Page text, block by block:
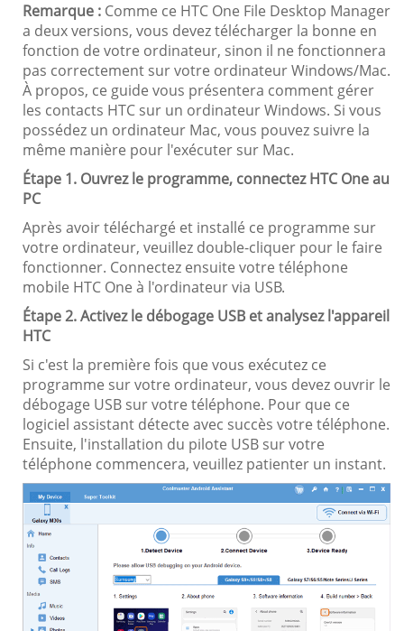
Remarque : Comme ce HTC One File Desktop Manager
a deux versions, vous devez télécharger la bonne en
fonction de votre ordinateur, sinon il ne fonctionnera
pas correctement sur votre ordinateur Windows/Mac.
À propos, ce guide vous présentera comment gérer
les contacts HTC sur un ordinateur Windows. Si vous
possédez un ordinateur Mac, vous pouvez suivre la
même manière pour l'exécuter sur Mac.
Étape 1. Ouvrez le programme, connectez HTC One au
PC
Après avoir téléchargé et installé ce programme sur
votre ordinateur, veuillez double-cliquer pour le faire
fonctionner. Connectez ensuite votre téléphone
mobile HTC One à l'ordinateur via USB.
Étape 2. Activez le débogage USB et analysez l'appareil
HTC
Si c'est la première fois que vous exécutez ce
programme sur votre ordinateur, vous devez ouvrir le
débogage USB sur votre téléphone. Pour que ce
logiciel assistant détecte avec succès votre téléphone.
Ensuite, l'installation du pilote USB sur votre
téléphone commencera, veuillez patienter un instant.